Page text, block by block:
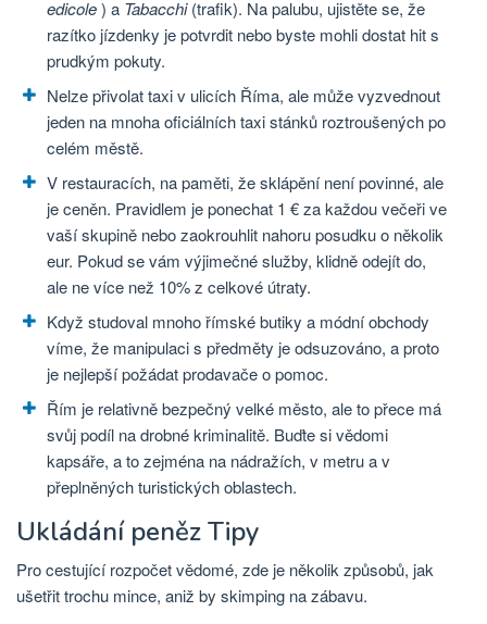
edicole) a Tabacchi(trafik). Na palubu, ujistěte se, že
razítko jízdenky je potvrdit nebo byste mohli dostat hit s
prudkým pokuty.
Nelze přivolat taxi v ulicích Říma, ale může vyzvednout
jeden na mnoha oficiálních taxi stánků roztroušených po
celém městě.
V restauracích, na paměti, že sklápění není povinné, ale
je ceněn. Pravidlem je ponechat 1 € za každou večeři ve
vaší skupině nebo zaokrouhlit nahoru posudku o několik
eur. Pokud se vám výjimečné služby, klidně odejít do,
ale ne více než 10% z celkové útraty.
Když studoval mnoho římské butiky a módní obchody
víme, že manipulaci s předměty je odsuzováno, a proto
je nejlepší požádat prodavače o pomoc.
Řím je relativně bezpečný velké město, ale to přece má
svůj podíl na drobné kriminalitě. Buďte si vědomi
kapsáře, a to zejména na nádražích, v metru a v
přeplněných turistických oblastech.
Ukládání peněz Tipy
Pro cestující rozpočet vědomé, zde je několik způsobů, jak
ušetřit trochu mince, aniž by skimping na zábavu.